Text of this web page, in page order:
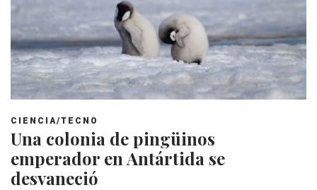
CIENCIA/TECNO
Una colonia de pingüinos
emperador en Antártida se
desvaneció